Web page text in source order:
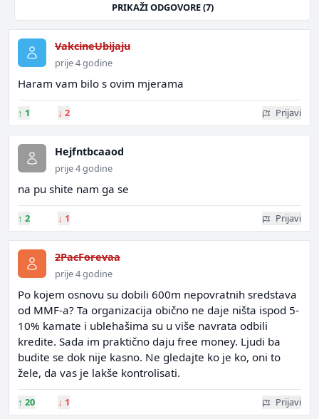
PRIKAŽI ODGOVORE (7)
VakcineUbijaju
prije 4 godine
Haram vam bilo s ovim mjerama
↑ 1 ↓ 2 Prijavi
Hejfntbcaaod
prije 4 godine
na pu shite nam ga se
↑ 2 ↓ 1 Prijavi
2PacForevaa
prije 4 godine
Po kojem osnovu su dobili 600m nepovratnih sredstava
od MMF-a? Ta organizacija obično ne daje ništa ispod 5-
10% kamate i ublehašima su u više navrata odbili
kredite. Sada im praktično daju free money. Ljudi ba
budite se dok nije kasno. Ne gledajte ko je ko, oni to
žele, da vas je lakše kontrolisati.
↑ 20 ↓ 1 Prijavi